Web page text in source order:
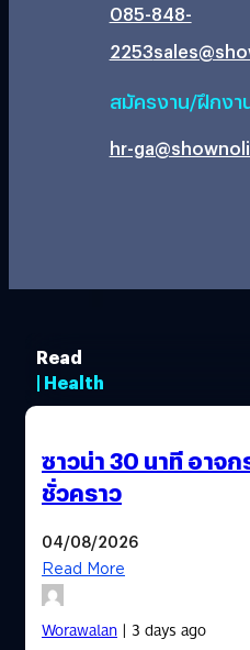
085-848-
2253
สมัครงาน/ฝึกงา
hr-
Read
| Health
ซาวน่า 30 นาที อาจ
ชั่วคราว
04/08/2026
Read More
Worawalan| 3 days ago